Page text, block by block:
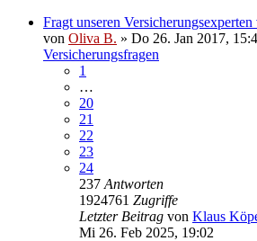
Fragt unseren
von Oliva B. » Do 26. Jan 2017,
Versicherungsfragen
1
…
20
21
22
23
24
237 Antworten
1924761 Zugriffe
Letzter Beitrag von Klaus
Mi 26. Feb 2025, 19:02